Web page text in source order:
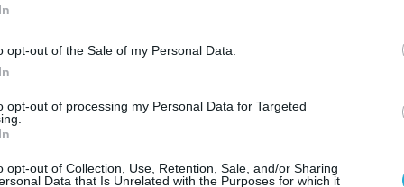
opt-out of the Sale of my Personal Data.
opt-out of processing my Personal Data for Targeted
opt-out of Collection, Use, Retention, Sale, and/or Sharing
Data that Is Unrelated with the Purposes for which it
Συνόδου βρίσκεται και η συνέχιση της
Δανίας Μέτε Φρέντερικσεν υποστήριξε
να αυξήσει την πίεση προς τη Ρωσία.